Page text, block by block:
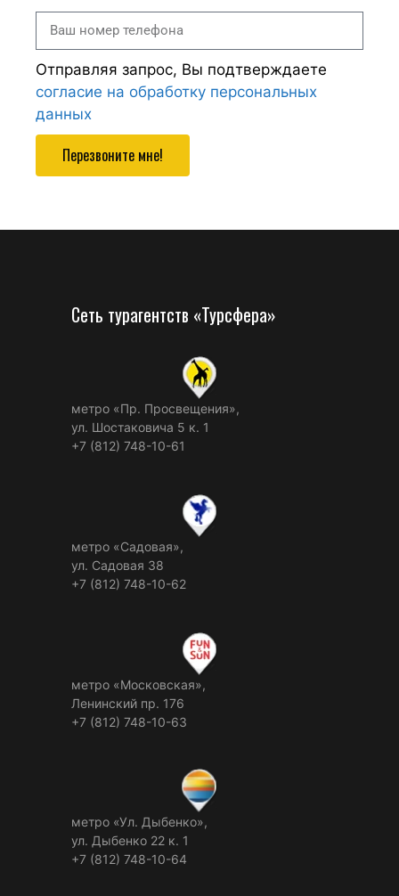
Отправляя запрос, Вы подтверждаете
согласие на обработку персональных
данных
Перезвоните мне!
Сеть турагентств «Турсфера»
метро «Пр. Просвещения»,
ул. Шостаковича 5 к. 1
+7 (812) 748-10-61
метро «Садовая»,
ул. Садовая 38
+7 (812) 748-10-62
метро «Московская»,
Ленинский пр. 176
+7 (812) 748-10-63
метро «Ул. Дыбенко»,
ул. Дыбенко 22 к. 1
+7 (812) 748-10-64